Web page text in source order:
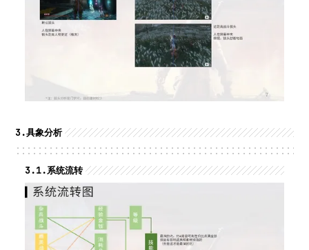
3.具象分析
3.1.系统流转